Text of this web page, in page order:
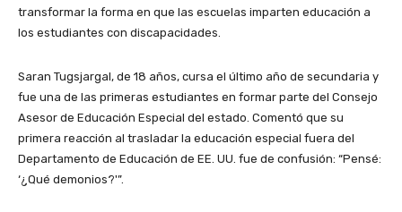
transformar la forma en que las escuelas imparten educación a
los estudiantes con discapacidades.
Saran Tugsjargal, de 18 años, cursa el último año de secundaria y
fue una de las primeras estudiantes en formar parte del Consejo
Asesor de Educación Especial del estado. Comentó que su
primera reacción al trasladar la educación especial fuera del
Departamento de Educación de EE. UU. fue de confusión: “Pensé:
‘¿Qué demonios?'”.